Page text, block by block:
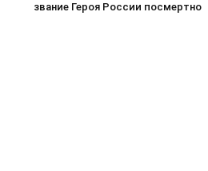
звание Героя России посмертно